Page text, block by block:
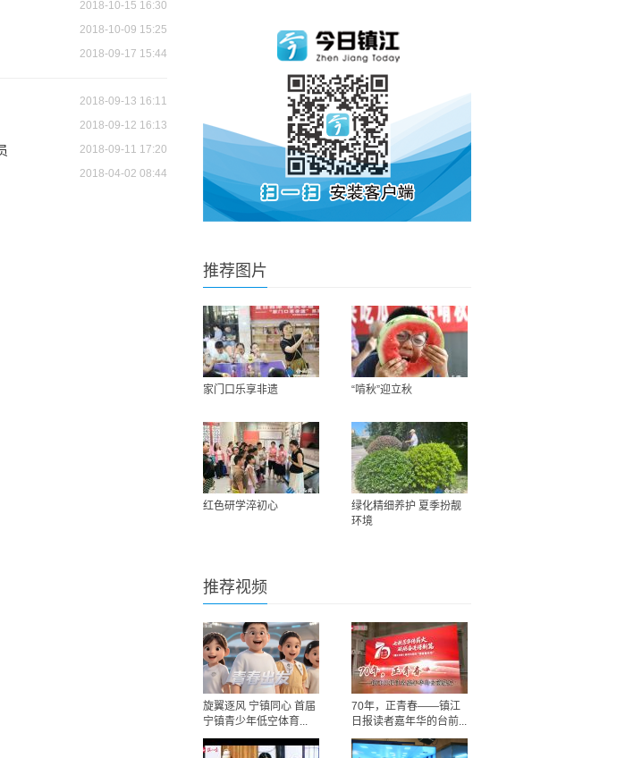
2018-10-15 16:30
2018-10-09 15:25
2018-09-17 15:44
2018-09-13 16:11
2018-09-12 16:13
2018-09-11 17:20
2018-04-02 08:44
推荐图片
家门口乐享非遗 “啃秋”迎立秋
红色研学淬初心
绿化精细养护 夏季扮靓
环境
推荐视频
旋翼逐风 宁镇同心 首届
宁镇青少年低空体育...
70年，正青春——镇江
日报读者嘉年华的台前...